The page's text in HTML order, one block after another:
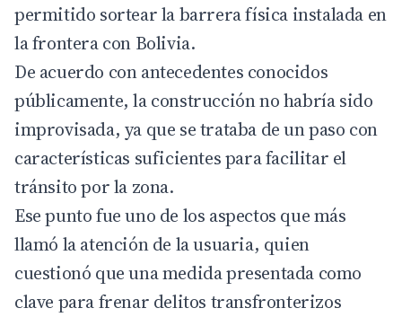
permitido sortear la barrera física instalada en
la frontera con Bolivia.
De acuerdo con antecedentes conocidos
públicamente, la construcción no habría sido
improvisada, ya que se trataba de un paso con
características suficientes para facilitar el
tránsito por la zona.
Ese punto fue uno de los aspectos que más
llamó la atención de la usuaria, quien
cuestionó que una medida presentada como
clave para frenar delitos transfronterizos